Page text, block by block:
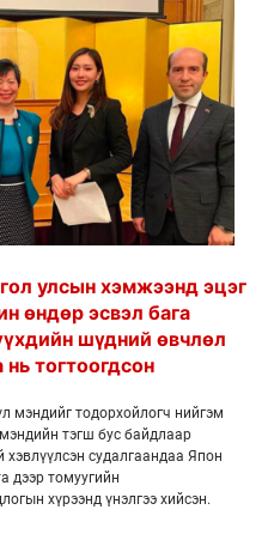
улсын хэмжээнд эцэг
өндөр эсвэл бага
шүдний өвчлөл
тогтоогдсон
мэндийг тодорхойлогч нийгэм
тэгш бус байдлаар
судалгаандаа Япон
дээр томуугийн
хүрээнд үнэлгээ хийсэн.